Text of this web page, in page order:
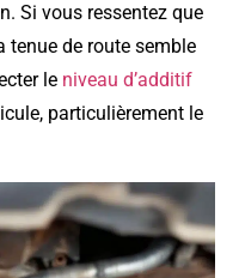
Si vous ressentez que
tenue de route semble
le niveau d’additif
particulièrement le